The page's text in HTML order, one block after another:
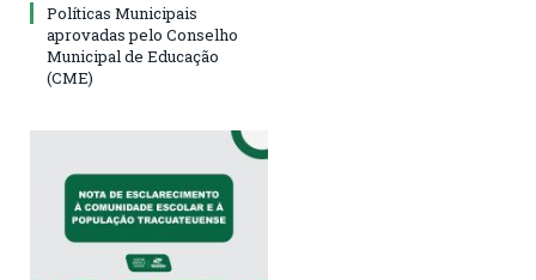
Políticas Municipais
aprovadas pelo Conselho
Municipal de Educação
(CME)